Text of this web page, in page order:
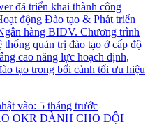
đã triển khai thành công
động Đào tạo & Phát triển
hàng BIDV. Chương trình
quản trị đào tạo ở cấp độ
cao năng lực hoạch định,
tạo trong bối cảnh tối ưu hiệu
vào: 5 tháng trước